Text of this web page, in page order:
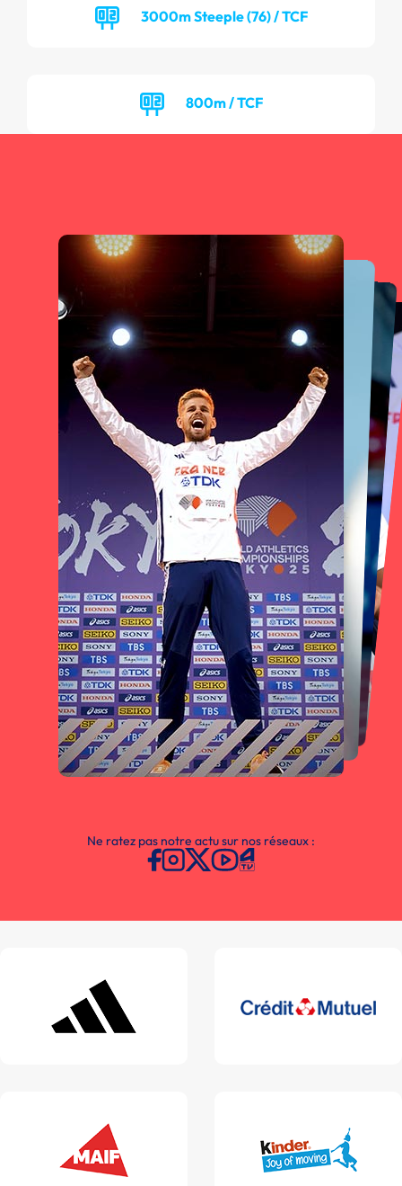
3000m Steeple (76) / TCF
800m / TCF
Ne ratez pas notre actu sur nos réseaux :